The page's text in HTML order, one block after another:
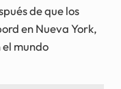
de que los
en Nueva York,
mundo